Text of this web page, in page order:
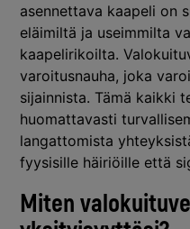
asennettava kaapeli on
eläimiltä ja useimmilta
kaapelirikoilta.
varoitusnauha, joka
sijainnista. Tämä kaikki
huomattavasti
langattomista
fyysisille häiriöille että
Miten